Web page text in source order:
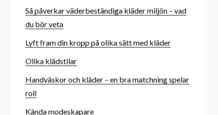
Så påverkar väderbeständiga kläder miljön – vad
du bör veta
Lyft fram din kropp på olika sätt med kläder
Olika klädstilar
Handväskor och kläder – en bra matchning spelar
roll
Kända modeskapare